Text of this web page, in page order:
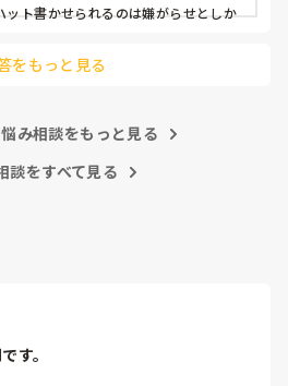
ット書かせられるのは嫌がらせとしか
をもっと見る
み相談をもっと見る
談をすべて見る
す。